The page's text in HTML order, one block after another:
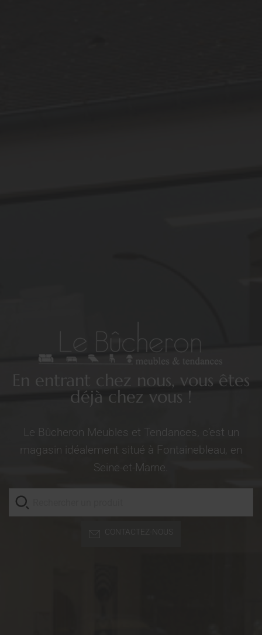
En entrant chez nous, vous êtes
déjà chez vous !
Le Bûcheron Meubles et Tendances, c’est un
magasin idéalement situé à Fontainebleau, en
Seine-et-Marne.
CONTACTEZ-NOUS